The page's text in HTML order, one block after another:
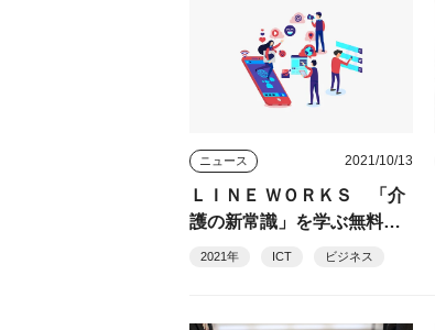
ニュース 2021/10/13
ＬＩＮＥ ＷＯＲＫＳ 「介
護の新常識」を学ぶ無料オ
ンラインセミナー
2021年 ICT ビジネス